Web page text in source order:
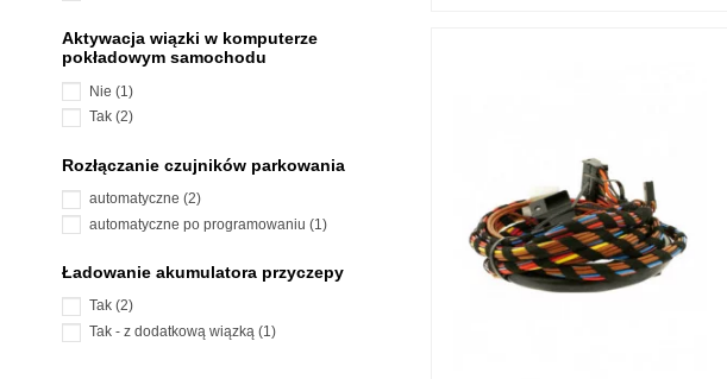
Aktywacja wiązki w komputerze
pokładowym samochodu
Nie (1)
Tak (2)
Rozłączanie czujników parkowania
automatyczne (2)
automatyczne po programowaniu (1)
Ładowanie akumulatora przyczepy
Tak (2)
Tak - z dodatkową wiązką (1)